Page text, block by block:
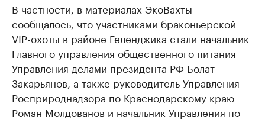
В частности, в материалах ЭкоВахты
сообщалось, что участниками браконьерской
VIP-охоты в районе Геленджика стали начальник
Главного управления общественного питания
Управления делами президента РФ Болат
Закарьянов, а также руководитель Управления
Росприроднадзора по Краснодарскому краю
Роман Молдованов и начальник Управления по